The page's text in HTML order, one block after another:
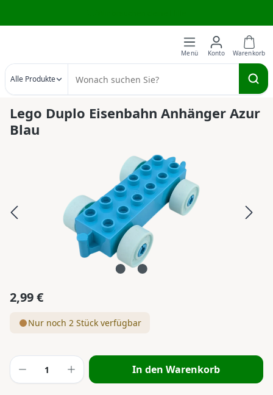
Alle Produkte
Lego Duplo Eisenbahn Anhänger Azur
Blau
Regulärer Preis:
2,99 €
Nur noch 2 Stück verfügbar
Produkt Anzahl: Gib den gewünschten
In den Warenkorb